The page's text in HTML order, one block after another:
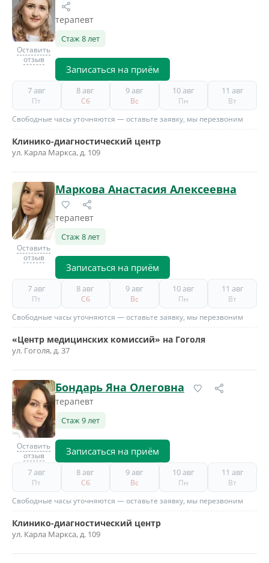
Оставить
отзыв
терапевт
Стаж 8 лет
Записаться на приём
7 авг
Пт
8 авг
Сб
9 авг
Вс
10 авг
Пн
11 авг
Вт
Свободные часы уточняются — оставьте заявку, мы перезвоним
Клинико-диагностический центр
ул. Карла Маркса, д. 109
Оставить
отзыв
Маркова Анастасия Алексеевна
терапевт
Стаж 8 лет
Записаться на приём
7 авг
Пт
8 авг
Сб
9 авг
Вс
10 авг
Пн
11 авг
Вт
Свободные часы уточняются — оставьте заявку, мы перезвоним
«Центр медицинских комиссий» на Гоголя
ул. Гоголя, д. 37
Оставить
отзыв
Бондарь Яна Олеговна
терапевт
Стаж 9 лет
Записаться на приём
7 авг
Пт
8 авг
Сб
9 авг
Вс
10 авг
Пн
11 авг
Вт
Свободные часы уточняются — оставьте заявку, мы перезвоним
Клинико-диагностический центр
ул. Карла Маркса, д. 109